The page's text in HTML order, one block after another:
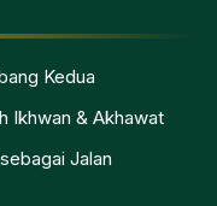
Kedua
Ikhwan & Akhawat
Jalan